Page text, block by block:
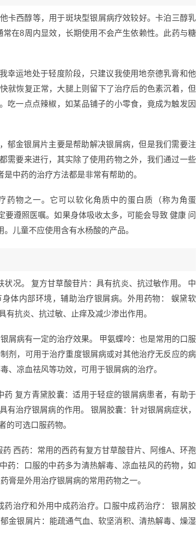
卡西醇等，用于斑块型银屑病疗效较好。卡泊三醇乳
在8周内显效，长期使用不会产生依赖性。此药与糖
幸运地处于轻度阶段，只建议我使用地奈德乳膏和他
就恢复正常，大腿上则留下了治疗后的色素沉着，但
吃一点点辣椒，如某品铺子的小零食，竟成为触发因
郁金银屑片主要是帮助解决银屑病，但是我们需要注
需要来进行，其实除了使用药物之外，我们通过一些
中药的治疗方法都是非常有帮助的。
药物之一。它可以软化角质中的蛋白质（称为角蛋
遵照医嘱。如果身体吸收太多，可能会导致 健康 问
儿童不应使用含有水杨酸的产品。
况。 复方甘草酸苷片：具有抗炎、抗过敏作用。 中
体内部环境，辅助治疗银屑病。外用药物： 蜈黛软
抗炎、抗过敏、止痒及减少渗出作用。
屑病有一定的治疗效果。 甲氨蝶呤：也是常用的口服
剂，可用于治疗重度银屑病或对其他治疗无反应的病
、凉血祛风等功效，可用于银屑病的治疗。
复方青黛胶囊：适用于轻症的银屑病患者，有助于
治疗银屑病的作用。 银屑胶囊：针对银屑病症状，
的可选口服药物。
西药：常用的西药有复方甘草酸苷片、阿维A、环孢
药：口服的中药多为清热解毒、凉血祛风的药物，如
膏是外用治疗银屑病的常用药物之一。
治疗和外用中成药治疗。口服中成药治疗： 银屑胶
金银屑片：能疏通气血、软坚消积、清热解毒、燥湿